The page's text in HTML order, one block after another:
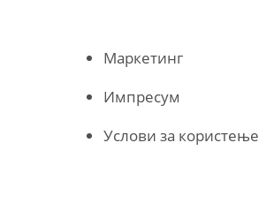
Маркетинг
Импресум
Услови за користење